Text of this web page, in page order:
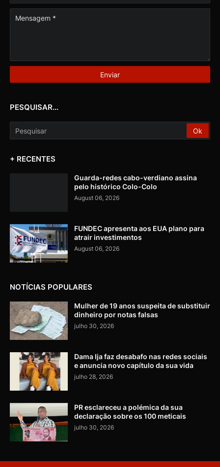
PESQUISAR...
+ RECENTES
Guarda-redes cabo-verdiano assina
pelo histórico Colo-Colo
August 06, 2026
FUNDEC apresenta aos EUA plano para
atrair investimentos
August 06, 2026
NOTÍCIAS POPULARES
Mulher de 19 anos suspeita de substituir
dinheiro por notas falsas
julho 30, 2026
Dama Ija faz desabafo nas redes sociais
e anuncia novo capítulo da sua vida
julho 28, 2026
PR esclareceu a polémica da sua
declaração sobre os 100 meticais
julho 30, 2026